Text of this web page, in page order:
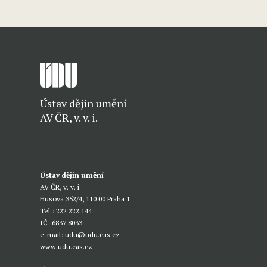
Ústav dějin umění
AV ČR, v. v. i.
Ústav dějin umění
AV ČR, v. v. i.
Husova 352/4, 110 00 Praha 1
Tel.: 222 222 144
IČ: 6837 8033
e-mail:udu@udu.cas.cz
www.udu.cas.cz